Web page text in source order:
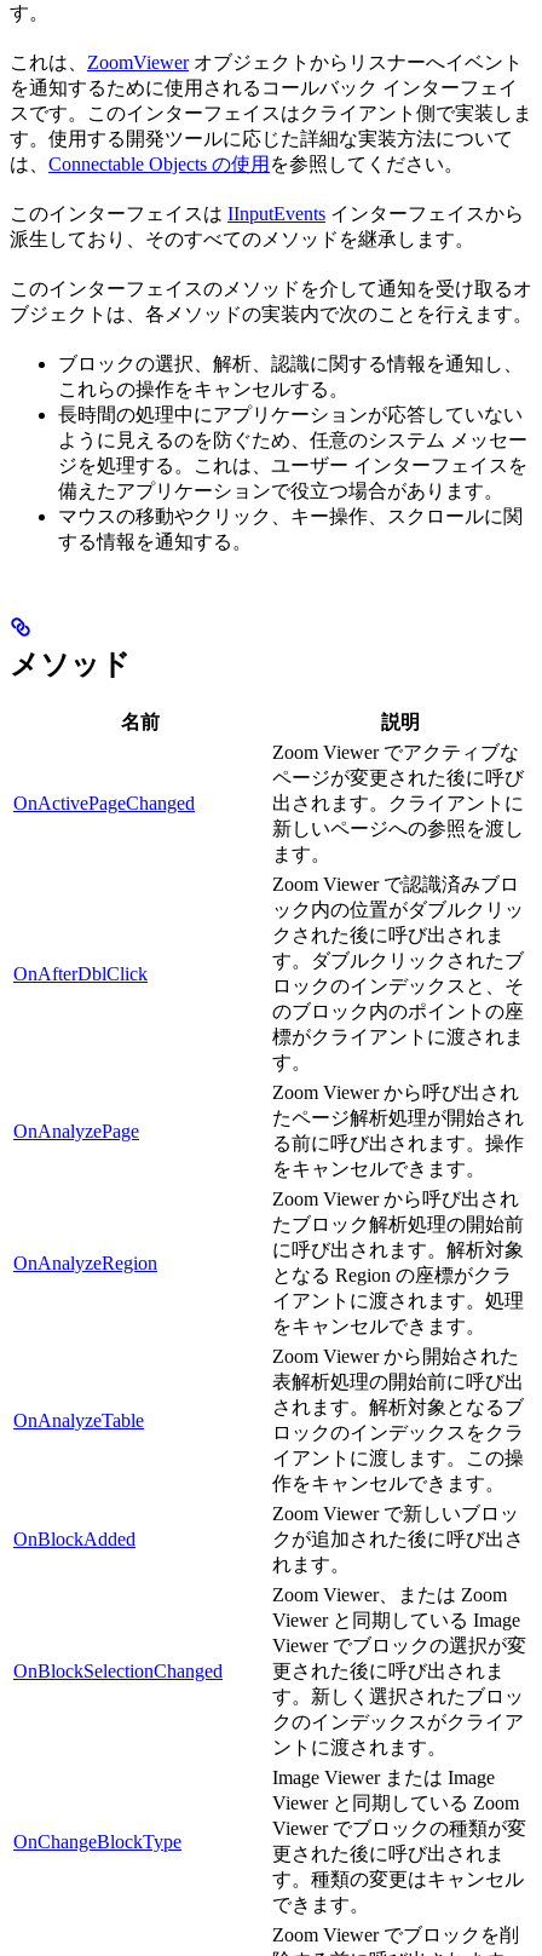
す。
これは、 ZoomViewerオブジェクトからリスナーへイベント
を通知するために使用されるコールバック インターフェイ
スです。このインターフェイスはクライアント側で実装しま
す。使用する開発ツールに応じた詳細な実装方法について
は、 Connectable Objects の使用 を参照してください。
このインターフェイスは IInputEvents インターフェイスから
派生しており、そのすべてのメソッドを継承します。
このインターフェイスのメソッドを介して通知を受け取るオ
ブジェクトは、各メソッドの実装内で次のことを行えます。
ブロックの選択、解析、認識に関する情報を通知し、
これらの操作をキャンセルする。
長時間の処理中にアプリケーションが応答していない
ように見えるのを防ぐため、任意のシステム メッセー
ジを処理する。これは、ユーザー インターフェイスを
備えたアプリケーションで役立つ場合があります。
マウスの移動やクリック、キー操作、スクロールに関
する情報を通知する。
メソッド
名前 説明
OnActivePageChanged
Zoom Viewer でアクティブな
ページが変更された後に呼び
出されます。クライアントに
新しいページへの参照を渡し
ます。
OnAfterDblClick
Zoom Viewer で認識済みブロ
ック内の位置がダブルクリッ
クされた後に呼び出されま
す。ダブルクリックされたブ
ロックのインデックスと、そ
のブロック内のポイントの座
標がクライアントに渡されま
す。
OnAnalyzePage
Zoom Viewer から呼び出され
たページ解析処理が開始され
る前に呼び出されます。操作
をキャンセルできます。
OnAnalyzeRegion
Zoom Viewer から呼び出され
たブロック解析処理の開始前
に呼び出されます。解析対象
となる Region の座標がクラ
イアントに渡されます。処理
をキャンセルできます。
OnAnalyzeTable
Zoom Viewer から開始された
表解析処理の開始前に呼び出
されます。解析対象となるブ
ロックのインデックスをクラ
イアントに渡します。この操
作をキャンセルできます。
OnBlockAdded
Zoom Viewer で新しいブロッ
クが追加された後に呼び出さ
れます。
OnBlockSelectionChanged
Zoom Viewer、または Zoom
Viewer と同期している Image
Viewer でブロックの選択が変
更された後に呼び出されま
す。新しく選択されたブロッ
クのインデックスがクライア
ントに渡されます。
OnChangeBlockType
Image Viewer または Image
Viewer と同期している Zoom
Viewer でブロックの種類が変
更された後に呼び出されま
す。種類の変更はキャンセル
できます。
Zoom Viewer でブロックを削